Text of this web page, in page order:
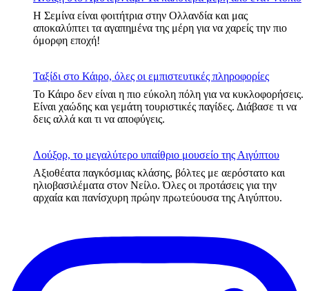
Η Σεμίνα είναι φοιτήτρια στην Ολλανδία και μας
αποκαλύπτει τα αγαπημένα της μέρη για να χαρείς την πιο
όμορφη εποχή!
Ταξίδι στο Κάιρο, όλες οι εμπιστευτικές πληροφορίες
Το Κάιρο δεν είναι η πιο εύκολη πόλη για να κυκλοφορήσεις.
Είναι χαώδης και γεμάτη τουριστικές παγίδες. Διάβασε τι να
δεις αλλά και τι να αποφύγεις.
Λούξορ, το μεγαλύτερο υπαίθριο μουσείο της Αιγύπτου
Αξιοθέατα παγκόσμιας κλάσης, βόλτες με αερόστατο και
ηλιοβασιλέματα στον Νείλο. Όλες οι προτάσεις για την
αρχαία και πανίσχυρη πρώην πρωτεύουσα της Αιγύπτου.